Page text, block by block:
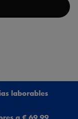
laborables